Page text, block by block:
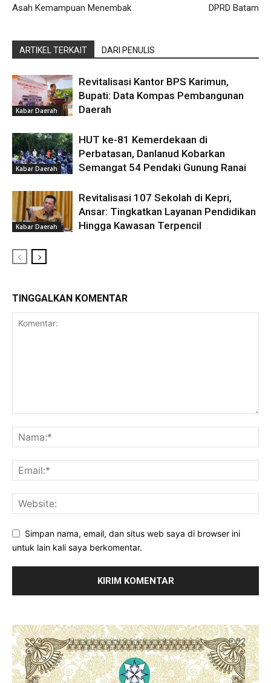
Asah Kemampuan Menembak
DPRD Batam
ARTIKEL TERKAIT DARI PENULIS
Kabar Daerah
Revitalisasi Kantor BPS Karimun,
Bupati: Data Kompas Pembangunan
Daerah
Kabar Daerah
HUT ke-81 Kemerdekaan di
Perbatasan, Danlanud Kobarkan
Semangat 54 Pendaki Gunung Ranai
Kabar Daerah
Revitalisasi 107 Sekolah di Kepri,
Ansar: Tingkatkan Layanan Pendidikan
Hingga Kawasan Terpencil
TINGGALKAN KOMENTAR
Simpan nama, email, dan situs web saya di browser ini
untuk lain kali saya berkomentar.